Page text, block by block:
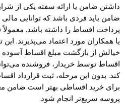
داشتن ضامن یا ارائه سفته یکی از
ضامن باید فردی باشد که توانایی
پرداخت اقساط را داشته باشد.
یا همکاران مورد اعتماد می‌پذیرند.
خیالش از بازگشت مبلغ اقساط
اقساط توسط خریدار، فروشنده
کند. بدون این مرحله، ثبت قرارداد
برای خرید اقساطی بهتر است ضامن
پروسه سریع‌تر انجام شود.